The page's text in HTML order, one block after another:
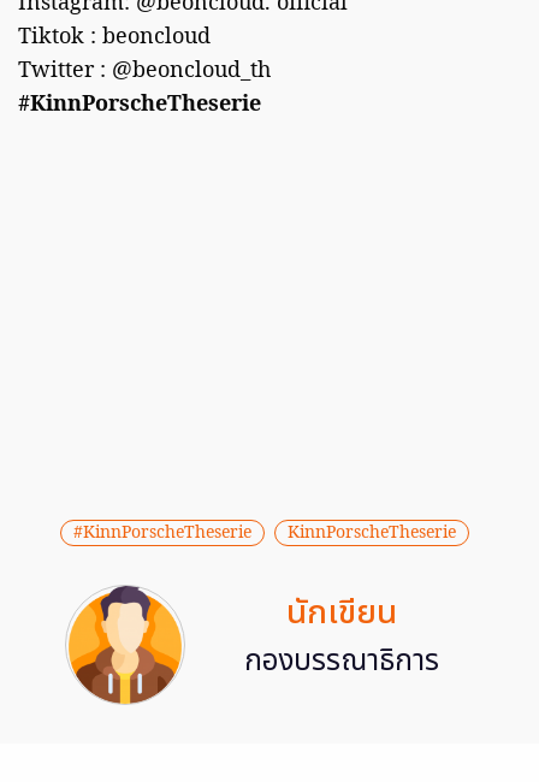
Tiktok : beoncloud
Twitter : @beoncloud_th
#KinnPorscheTheserie
#KinnPorscheTheserie KinnPorscheTheserie
นักเขียน
กองบรรณาธิการ